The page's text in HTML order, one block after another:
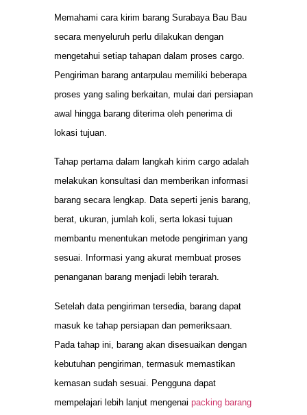
Memahami cara kirim barang Surabaya Bau Bau
secara menyeluruh perlu dilakukan dengan
mengetahui setiap tahapan dalam proses cargo.
Pengiriman barang antarpulau memiliki beberapa
proses yang saling berkaitan, mulai dari persiapan
awal hingga barang diterima oleh penerima di
lokasi tujuan.
Tahap pertama dalam langkah kirim cargo adalah
melakukan konsultasi dan memberikan informasi
barang secara lengkap. Data seperti jenis barang,
berat, ukuran, jumlah koli, serta lokasi tujuan
membantu menentukan metode pengiriman yang
sesuai. Informasi yang akurat membuat proses
penanganan barang menjadi lebih terarah.
Setelah data pengiriman tersedia, barang dapat
masuk ke tahap persiapan dan pemeriksaan.
Pada tahap ini, barang akan disesuaikan dengan
kebutuhan pengiriman, termasuk memastikan
kemasan sudah sesuai. Pengguna dapat
mempelajari lebih lanjut mengenai packing barang